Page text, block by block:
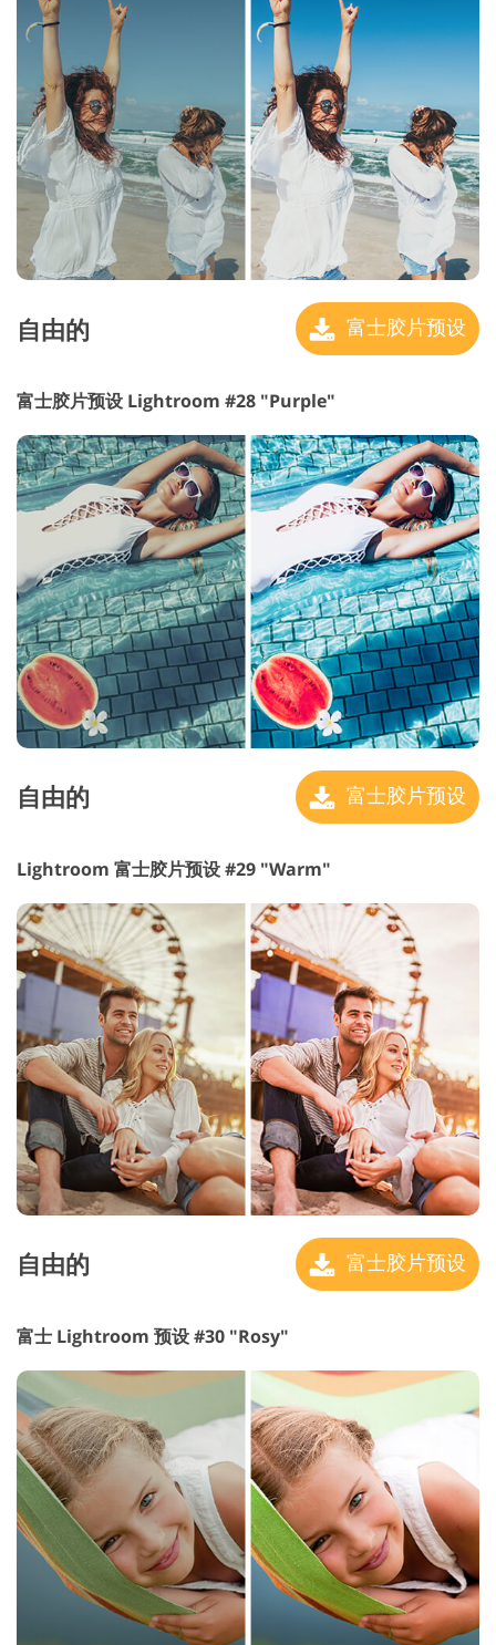
自由的 富士胶片预设
富士胶片预设 Lightroom #28 "Purple"
自由的 富士胶片预设
Lightroom 富士胶片预设 #29 "Warm"
自由的 富士胶片预设
富士 Lightroom 预设 #30 "Rosy"